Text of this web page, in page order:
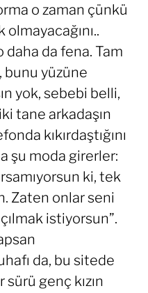
o zaman çünkü
da fena. Tam
bunu yüzüne
yok, sebebi belli,
tane arkadaşın
kıkırdaştığını
şu moda girerler:
ki, tek
Zaten onlar seni
istiyorsun”.
da, bu sitede
genç kızın